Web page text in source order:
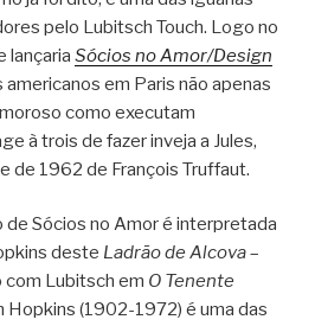
pelo Lubitsch Touch. Logo no
lançaria Sócios no Amor/Design
americanos em Paris não apenas
como executam
à trois de fazer inveja a Jules,
de 1962 de François Truffaut.
de Sócios no Amor é interpretada
deste Ladrão de Alcova–
com Lubitsch em O Tenente
Hopkins (1902-1972) é uma das